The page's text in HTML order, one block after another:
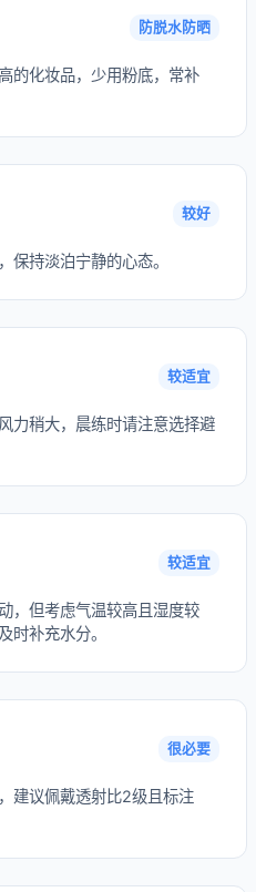
防脱水防晒
的化妆品，少用粉底，常补
较好
保持淡泊宁静的心态。
较适宜
力稍大，晨练时请注意选择避
较适宜
，但考虑气温较高且湿度较
时补充水分。
很必要
建议佩戴透射比2级且标注